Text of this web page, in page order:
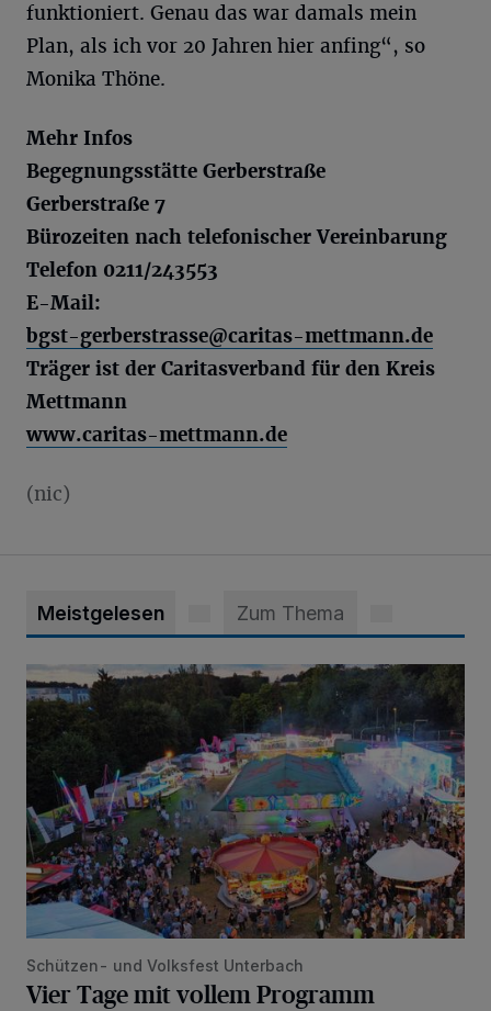
funktioniert. Genau das war damals mein
Plan, als ich vor 20 Jahren hier anfing“, so
Monika Thöne.
Mehr Infos
Begegnungsstätte Gerberstraße
Gerberstraße 7
Bürozeiten nach telefonischer Vereinbarung
Telefon 0211/243553
E-Mail:
bgst-gerberstrasse@caritas-mettmann.de
Träger ist der Caritasverband für den Kreis
Mettmann
www.caritas-mettmann.de
(nic)
Meistgelesen Zum Thema
Vier Tage mit vollem Programm
Schützen- und Volksfest Unterbach
Vier Tage mit vollem Programm